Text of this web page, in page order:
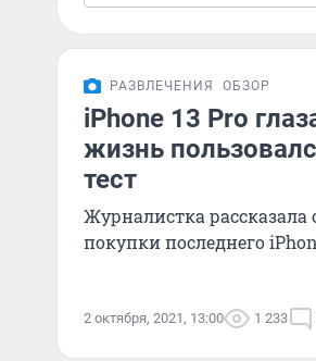
РАЗВЛЕЧЕНИЯ ОБЗОР
iPhone 13 Pro
жизнь
тест
Журналистка рассказала
покупки последнего
2 октября, 2021, 13:00 1 233